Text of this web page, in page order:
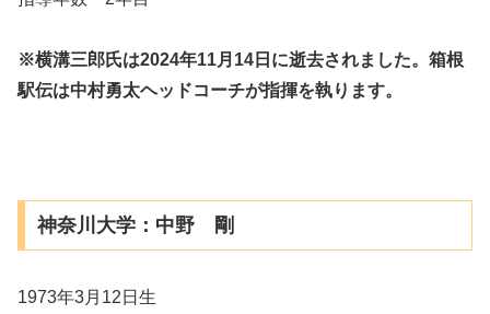
※横溝三郎氏は2024年11月14日に逝去されました。箱根
駅伝は中村勇太ヘッドコーチが指揮を執ります。
神奈川大学：中野 剛
1973年3月12日生